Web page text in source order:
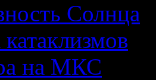
Солнца
на МКС